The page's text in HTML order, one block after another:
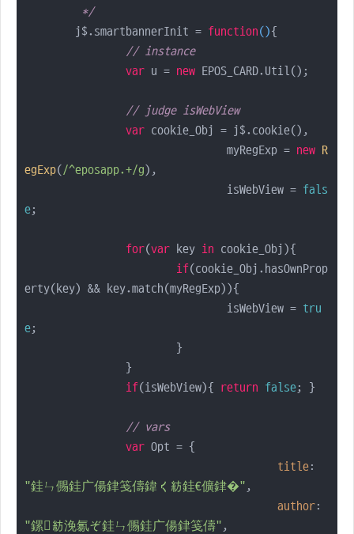
	 */
	j$.smartbannerInit =
function(){
// instance
var u = new EPOS_CARD.Util();
// judge isWebView
var cookie_Obj = j$.cookie(),
				myRegExp =
new R
egExp(/^eposapp.+/g),
				isWebView =
fals
e;
for(var key in cookie_Obj){
if(cookie_Obj.hasOwnProp
erty(key) && key.match(myRegExp)){
				isWebView =
tru
e;
if(isWebView){ return false; }
// vars
var Opt = {
title
"銈ㄣ儩銈广偒銉笺儔鍏紡銈€儣銉�" ,
author
"鏍紡浼氱ぞ銈ㄣ儩銈广偒銉笺儔" ,